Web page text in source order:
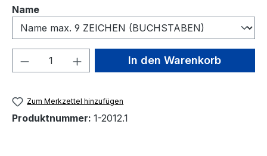
Nameauswählen
Produkt Anzahl: Gib denIn den Warenkorb
Zum Merkzettel hinzufügen
Produktnummer: 1-2012.1